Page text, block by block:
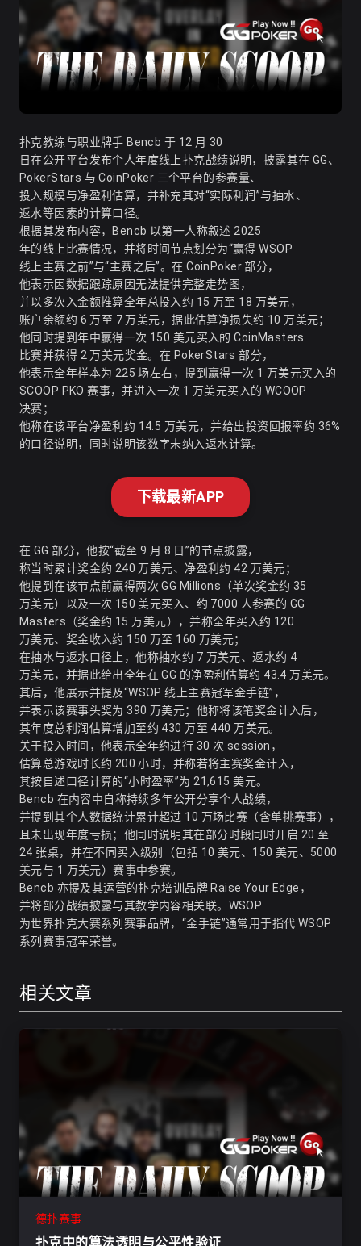
扑克教练与职业牌手 Bencb 于 12 月 30
日在公开平台发布个人年度线上扑克战绩说明，披露其在 GG、
PokerStars 与 CoinPoker 三个平台的参赛量、
投入规模与净盈利估算，并补充其对“实际利润”与抽水、
返水等因素的计算口径。
根据其发布内容，Bencb 以第一人称叙述 2025
年的线上比赛情况，并将时间节点划分为“赢得 WSOP
线上主赛之前”与“主赛之后”。在 CoinPoker 部分，
他表示因数据跟踪原因无法提供完整走势图，
并以多次入金额推算全年总投入约 15 万至 18 万美元，
账户余额约 6 万至 7 万美元，据此估算净损失约 10 万美元；
他同时提到年中赢得一次 150 美元买入的 CoinMasters
比赛并获得 2 万美元奖金。在 PokerStars 部分，
他表示全年样本为 225 场左右，提到赢得一次 1 万美元买入的
SCOOP PKO 赛事，并进入一次 1 万美元买入的 WCOOP
决赛；
他称在该平台净盈利约 14.5 万美元，并给出投资回报率约 36%
的口径说明，同时说明该数字未纳入返水计算。
下载最新APP
在 GG 部分，他按“截至 9 月 8 日”的节点披露，
称当时累计奖金约 240 万美元、净盈利约 42 万美元；
他提到在该节点前赢得两次 GG Millions（单次奖金约 35
万美元）以及一次 150 美元买入、约 7000 人参赛的 GG
Masters（奖金约 15 万美元），并称全年买入约 120
万美元、奖金收入约 150 万至 160 万美元；
在抽水与返水口径上，他称抽水约 7 万美元、返水约 4
万美元，并据此给出全年在 GG 的净盈利估算约 43.4 万美元。
其后，他展示并提及“WSOP 线上主赛冠军金手链”，
并表示该赛事头奖为 390 万美元；他称将该笔奖金计入后，
其年度总利润估算增加至约 430 万至 440 万美元。
关于投入时间，他表示全年约进行 30 次 session，
估算总游戏时长约 200 小时，并称若将主赛奖金计入，
其按自述口径计算的“小时盈率”为 21,615 美元。
Bencb 在内容中自称持续多年公开分享个人战绩，
并提到其个人数据统计累计超过 10 万场比赛（含单挑赛事），
且未出现年度亏损；他同时说明其在部分时段同时开启 20 至
24 张桌，并在不同买入级别（包括 10 美元、150 美元、5000
美元与 1 万美元）赛事中参赛。
Bencb 亦提及其运营的扑克培训品牌 Raise Your Edge，
并将部分战绩披露与其教学内容相关联。WSOP
为世界扑克大赛系列赛事品牌，“金手链”通常用于指代 WSOP
系列赛事冠军荣誉。
相关文章
德扑赛事
扑克中的算法透明与公平性验证